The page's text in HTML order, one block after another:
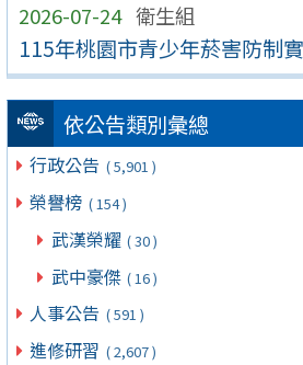
2026-07-24 衛生組
115年桃園市青少年菸害防制
依公告類別彙總
行政公告 ( 5,901 )
榮譽榜 ( 154 )
武漢榮耀 ( 30 )
武中豪傑 ( 16 )
人事公告 ( 591 )
進修研習 ( 2,607 )